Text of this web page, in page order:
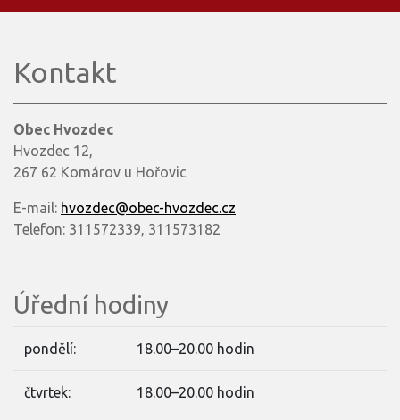
Kontakt
Obec Hvozdec
Hvozdec 12,
267 62 Komárov u Hořovic
E-mail: hvozdec@obec-hvozdec.cz
Telefon: 311572339, 311573182
Úřední hodiny
pondělí: 18.00–20.00 hodin
čtvrtek: 18.00–20.00 hodin